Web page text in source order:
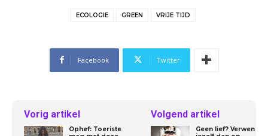
ECOLOGIE GREEN VRIJE TIJD
Facebook Twitter
Vorig artikel
Ophef: Toeriste
Volgend artikel
Geen lief? Verwen